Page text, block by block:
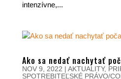
intenzívne,...
Ako sa nedať nachytať
NOV 9, 2022 | AKTUALITY,
SPOTREBITEĽSKÉ PRÁVO/